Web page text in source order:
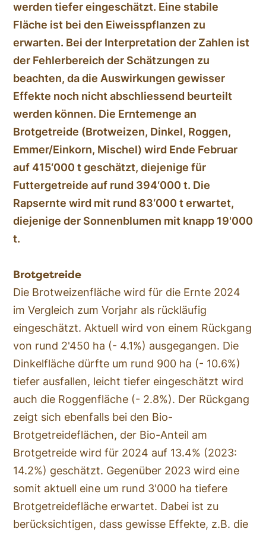
werden tiefer eingeschätzt. Eine stabile
Fläche ist bei den Eiweisspflanzen zu
erwarten. Bei der Interpretation der Zahlen ist
der Fehlerbereich der Schätzungen zu
beachten, da die Auswirkungen gewisser
Effekte noch nicht abschliessend beurteilt
werden können. Die Erntemenge an
Brotgetreide (Brotweizen, Dinkel, Roggen,
Emmer/Einkorn, Mischel) wird Ende Februar
auf 415‘000 t geschätzt, diejenige für
Futtergetreide auf rund 394‘000 t. Die
Rapsernte wird mit rund 83‘000 t erwartet,
diejenige der Sonnenblumen mit knapp 19'000
t.
Brotgetreide
Die Brotweizenfläche wird für die Ernte 2024
im Vergleich zum Vorjahr als rückläufig
eingeschätzt. Aktuell wird von einem Rückgang
von rund 2'450 ha (- 4.1%) ausgegangen. Die
Dinkelfläche dürfte um rund 900 ha (- 10.6%)
tiefer ausfallen, leicht tiefer eingeschätzt wird
auch die Roggenfläche (- 2.8%). Der Rückgang
zeigt sich ebenfalls bei den Bio-
Brotgetreideflächen, der Bio-Anteil am
Brotgetreide wird für 2024 auf 13.4% (2023:
14.2%) geschätzt. Gegenüber 2023 wird eine
somit aktuell eine um rund 3'000 ha tiefere
Brotgetreidefläche erwartet. Dabei ist zu
berücksichtigen, dass gewisse Effekte, z.B. die